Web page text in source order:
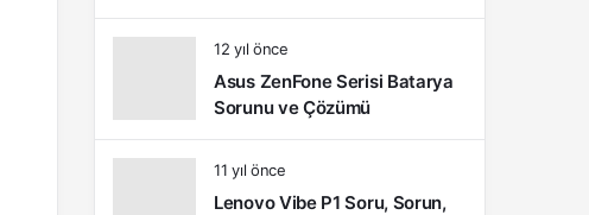
Kullanıcı Yorumları
12 yıl önce
Asus ZenFone Serisi Batarya
Sorunu ve Çözümü
11 yıl önce
Lenovo Vibe P1 Soru, Sorun,